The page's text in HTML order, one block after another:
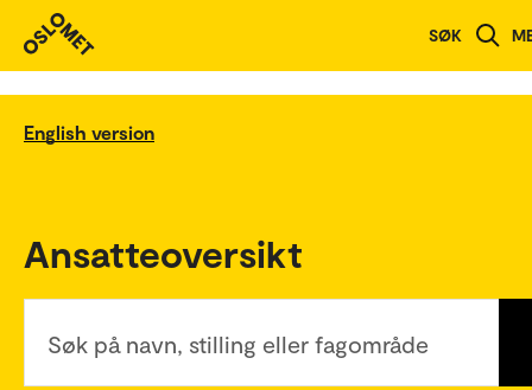
SØK
English version
Ansatteoversikt
Søk på navn, stilling eller fagområde